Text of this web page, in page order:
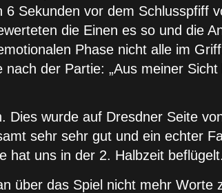
Sekunden vor dem Schlusspfiff
die Einen es so und die
Phase nicht alle im
der Partie: „Aus meiner
wurde auf Dresdner Seite
sehr sehr gut und ein echter
hat uns in der 2. Halbzeit
über das Spiel nicht mehr Worte